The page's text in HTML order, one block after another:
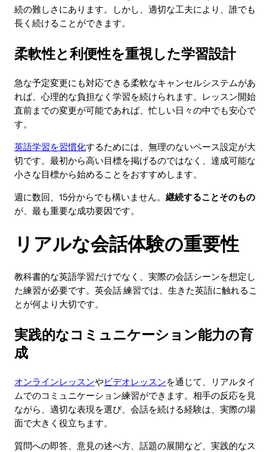
続の難しさにあります。しかし、適切な工夫により、誰でも
長く続けることができます。
柔軟性と利便性を重視した学習設計
急な予定変更にも対応できる柔軟なキャンセルシステムがあ
れば、心理的な負担なく学習を続けられます。レッスン開始
直前までの変更が可能であれば、忙しい日々の中でも安心で
す。
英語学習を習慣化するためには、無理のないペース設定が大
切です。最初から高い目標を掲げるのではなく、達成可能な
小さな目標から始めることをおすすめします。
週に数回、15分からでも構いません。 継続することそのもの
が、最も重要な成功要因です。
リアルな会話体験の重要性
教科書的な英語学習だけでなく、実際の会話シーンを想定し
た練習が必要です。英会話 練習では、生きた英語に触れるこ
とが何より大切です。
実践的なコミュニケーション能力の育
成
オンラインレッスンやビデオレッスンを通じて、リアルタイ
ムでのコミュニケーション練習ができます。相手の反応を見
ながら、適切な表現を選び、会話を続ける経験は、実際の場
面で大きく役立ちます。
質問への即答、意見の述べ方、話題の展開など、実践的なス